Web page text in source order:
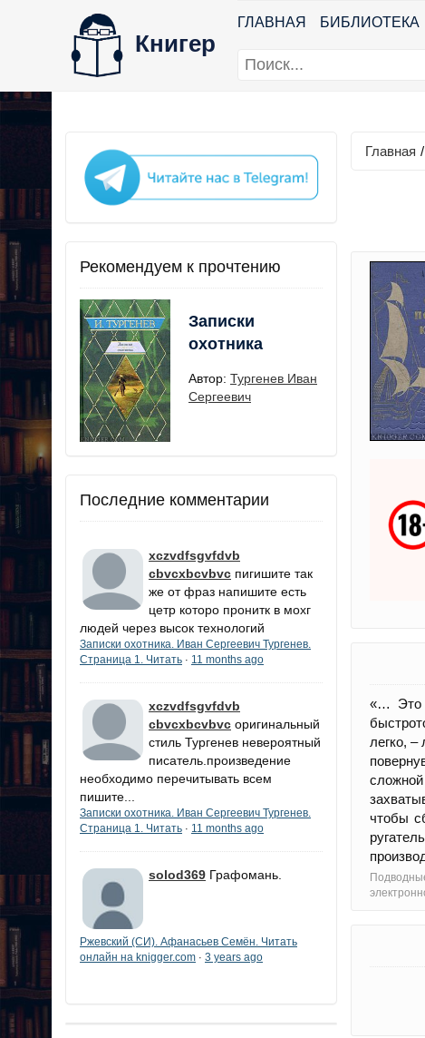
Книгер
ГЛАВНАЯ БИБЛИОТЕКА
Рекомендуем к прочтению
Записки
охотника
Автор: Тургенев Иван
Сергеевич
Последние комментарии
xczvdfsgvfdvb
cbvcxbcvbvc пигишите так
же от фраз напишите есть
цетр которо пронитк в мохг
людей через высок технологий
Записки охотника. Иван Сергеевич Тургенев.
Страница 1. Читать · 11 months ago
xczvdfsgvfdvb
cbvcxbcvbvc оригинальный
стиль Тургенев невероятный
писатель.произведение
необходимо перечитывать всем
пишите...
Записки охотника. Иван Сергеевич Тургенев.
Страница 1. Читать · 11 months ago
solod369 Графомань.
Ржевский (СИ). Афанасьев Семён. Читать
онлайн на knigger.com · 3 years ago
Главная /
«… Это
легко,
чтобы